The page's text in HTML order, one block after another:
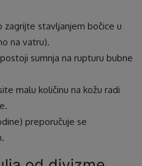
zagrijte stavljanjem bočice u
na vatru).
sumnja na rupturu bubne
malu količinu na kožu radi
preporučuje se